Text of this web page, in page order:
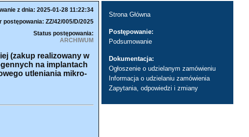
z dnia: 2025-01-28 11:22:34
postępowania: ZZ/42/005/D/2025
Status postępowania:
ARCHIWUM
(zakup realizowany w
na implantach
utleniania mikro-
Strona Główna
Postępowanie:
Podsumowanie
Dokumentacja:
Ogłoszenie o udzielanym zamówieniu
Informacja o udzielaniu zamówienia
Zapytania, odpowiedzi i zmiany